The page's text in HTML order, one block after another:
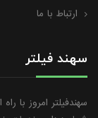
ارتباط با ما
سهند فیلتر
سهندفیلتر امروز با